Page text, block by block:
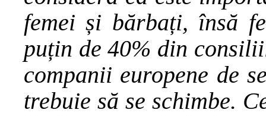
femei și bărbați, însă
puțin de 40% din
companii europene de
trebuie să se schimbe.